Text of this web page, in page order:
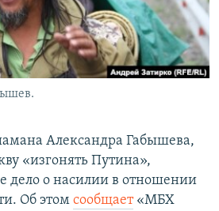
Александра Габышева,
«изгонять Путина»,
дело о насилии в отношении
Об этом сообщает«МБХ